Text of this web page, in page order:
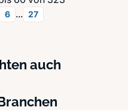
6 ... 27
auch